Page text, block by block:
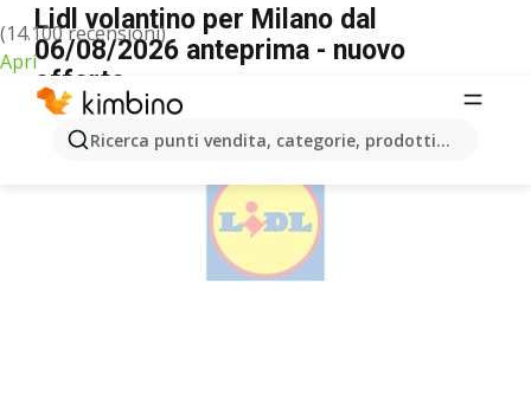
(14.100 recensioni)
Apri
Ricerca punti vendita, categorie, prodotti...
Lidl volantino per Milano dal
06/08/2026 anteprima - nuovo
offerte